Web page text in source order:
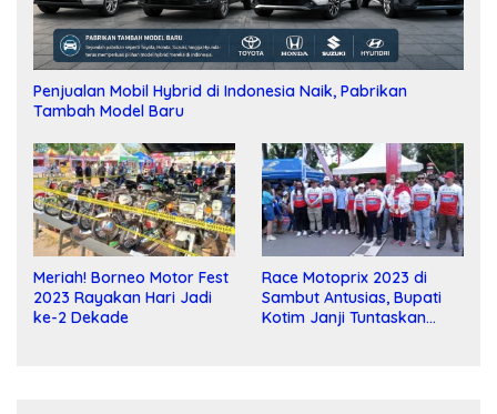
Penjualan Mobil Hybrid di Indonesia Naik, Pabrikan
Tambah Model Baru
Meriah! Borneo Motor Fest
2023 Rayakan Hari Jadi
ke-2 Dekade
Race Motoprix 2023 di
Sambut Antusias, Bupati
Kotim Janji Tuntaskan